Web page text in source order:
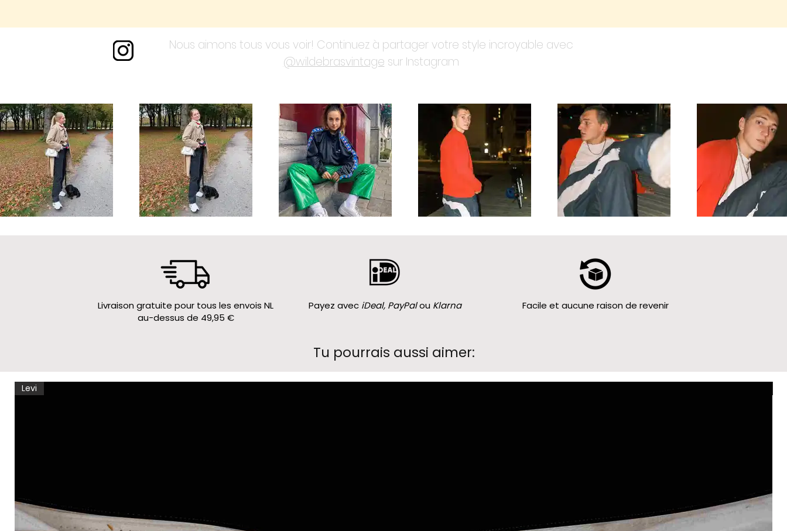
Nous aimons tous vous voir! Continuez à partager votre style incroyable avec
@wildebrasvintage sur Instagram
Livraison gratuite pour tous les envois NL
au-dessus de 49,95 €
Payez avec iDeal, PayPalou Klarna Facile et aucune raison de revenir
Tu pourrais aussi aimer:
Levi